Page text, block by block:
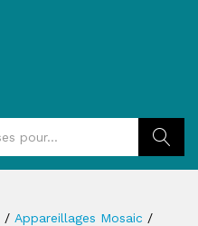
/ Appareillages Mosaic /